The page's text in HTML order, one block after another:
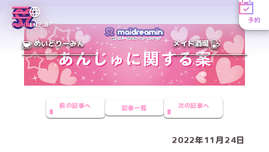
MENUEN／JP
予約
めいどりーみん メイド酒場
前の記事へ 記事一覧 次の記事へ
2022年11月24日